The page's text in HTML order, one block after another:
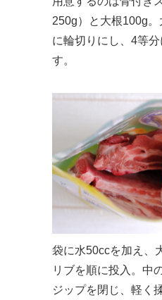
250g）と大根100g
に輪切りにし、4等
す。
袋に水50ccを加え、
リブを順に投入。中
ジップを閉じ、軽く